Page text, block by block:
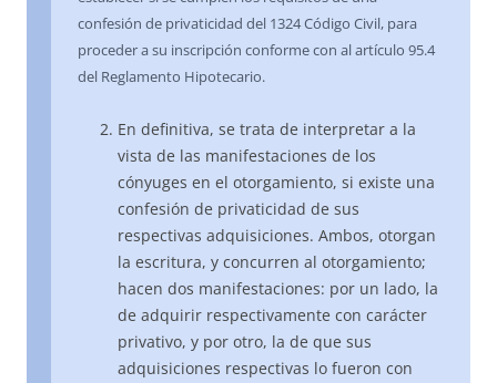
confesión de privaticidad del 1324 Código Civil, para
proceder a su inscripción conforme con al artículo 95.4
del Reglamento Hipotecario.
En definitiva, se trata de interpretar a la
vista de las manifestaciones de los
cónyuges en el otorgamiento, si existe una
confesión de privaticidad de sus
respectivas adquisiciones. Ambos, otorgan
la escritura, y concurren al otorgamiento;
hacen dos manifestaciones: por un lado, la
de adquirir respectivamente con carácter
privativo, y por otro, la de que sus
adquisiciones respectivas lo fueron con